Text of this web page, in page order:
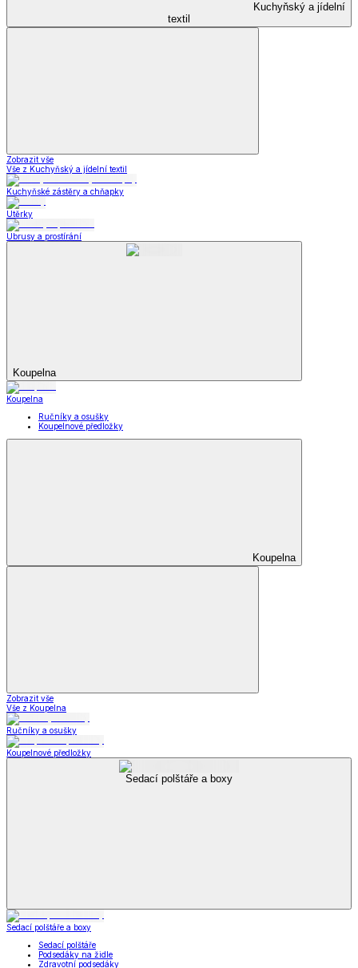
Kuchyňský a jídelní
textil
Zobrazit vše
Vše z Kuchyňský a jídelní textil
Kuchyňské zástěry a chňapky
Utěrky
Ubrusy a prostírání
Koupelna
Koupelna
Ručníky a osušky
Koupelnové předložky
Koupelna
Zobrazit vše
Vše z Koupelna
Ručníky a osušky
Koupelnové předložky
Sedací polštáře a boxy
Sedací polštáře a boxy
Sedací polštáře
Podsedáky na židle
Zdravotní podsedáky